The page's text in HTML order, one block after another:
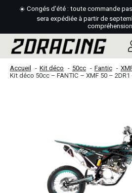
☀️ Congés d'été : toute commande
sera expédiée à partir de
Accueil Kit déco 50cc Fantic
Kit déco 50cc – FANTIC – XMF 50 – 2DR1